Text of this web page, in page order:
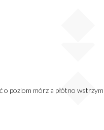
o poziom mórz a płótno